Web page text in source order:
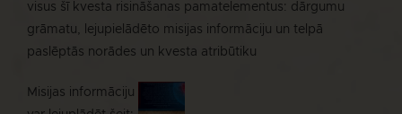
visus šī kvesta risināšanas pamatelementus: dārgumu
grāmatu, lejupielādēto misijas informāciju un telpā
paslēptās norādes un kvesta atribūtiku
Misijas informāciju